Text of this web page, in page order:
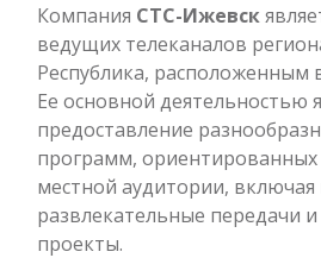
Компания СТС-Ижевск
ведущих телеканалов
Республика, расположенным
Ее основной деятельностью
предоставление
программ, ориентированных
местной аудитории, включая
развлекательные передачи
проекты.